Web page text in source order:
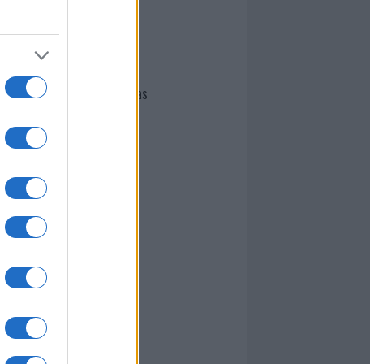
Giovannimaria Cabras